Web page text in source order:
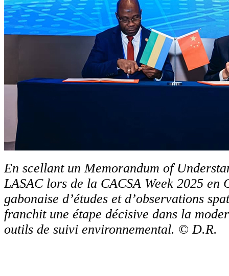
En scellant un Memorandum of
LASAC lors de la CACSA Week 2025 en
gabonaise d’études et d’observations
franchit une étape décisive dans la
outils de suivi environnemental. © D.R.